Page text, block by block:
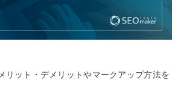
リット・デメリットやマークアップ方法を